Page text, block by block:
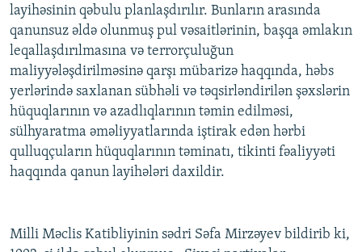
XƏBƏR BÜLLETENLƏRIMIZ
layihəsinin qəbulu planlaşdırılır. Bunların arasında
qanunsuz əldə olunmuş pul vəsaitlərinin, başqa əmlakın
leqallaşdırılmasına və terrorçuluğun
maliyyələşdirilməsinə qarşı mübarizə haqqında, həbs
yerlərində saxlanan sübhəli və təqsirləndirilən şəxslərin
hüquqlarının və azadlıqlarının təmin edilməsi,
sülhyaratma əməliyyatlarında iştirak edən hərbi
qulluqçuların hüquqlarının təminatı, tikinti fəaliyyəti
haqqında qanun layihələri daxildir.
Milli Məclis Katibliyinin sədri Səfa Mirzəyev bildirib ki,